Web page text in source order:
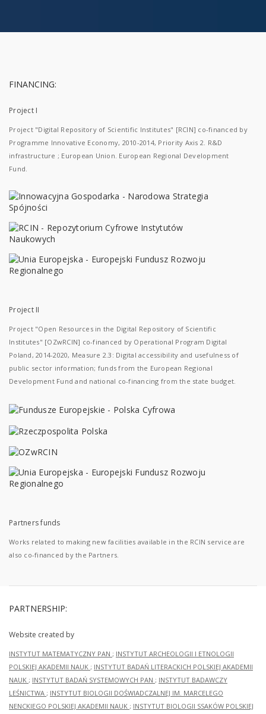
FINANCING:
Project I
Project "Digital Repository of Scientific Institutes" [RCIN] co-financed by
Programme Innovative Economy, 2010-2014, Priority Axis 2. R&D
infrastructure ; European Union. European Regional Development
Fund.
Project II
Project "Open Resources in the Digital Repository of Scientific
Institutes" [OZwRCIN] co-financed by Operational Program Digital
Poland, 2014-2020, Measure 2.3: Digital accessibility and usefulness of
public sector information; funds from the European Regional
Development Fund and national co-financing from the state budget.
Partners funds
Works related to making new facilities available in the RCIN service are
also co-financed by the Partners.
PARTNERSHIP:
Website created by
INSTYTUT MATEMATYCZNY PAN ; INSTYTUT ARCHEOLOGII I ETNOLOGII
POLSKIEJ AKADEMII NAUK ; INSTYTUT BADAŃ LITERACKICH POLSKIEJ AKADEMII
NAUK ; INSTYTUT BADAŃ SYSTEMOWYCH PAN ; INSTYTUT BADAWCZY
LEŚNICTWA ; INSTYTUT BIOLOGII DOŚWIADCZALNEJ IM. MARCELEGO
NENCKIEGO POLSKIEJ AKADEMII NAUK ; INSTYTUT BIOLOGII SSAKÓW POLSKIEJ